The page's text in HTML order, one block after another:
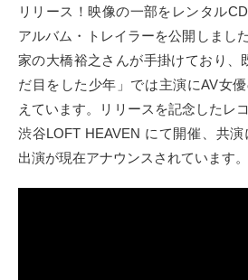
Facebook
Tumblr
Soundcloud
リリース！映像の一部をレンタル
アルバム・トレイラーを公開しまし
家の大橋裕之さんが手掛けており、
だ目をした少年」では主演にAV女
えています。リリースを記念したレ
渋谷LOFT HEAVEN にて開催、共
出演が現在アナウンスされています。